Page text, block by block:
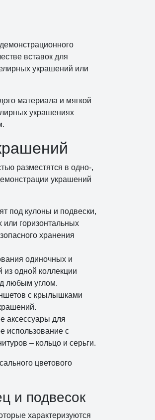
вставок для
украшений или
материала и мягкой
украшениях
разместятся в одно-,
украшений
под кулоны и подвески,
или горизонтальных
хранения
одиночных и
одной коллекции
любым углом.
с крылышками
аксессуары для
использование с
– кольцо и серьги.
цветового
и подвесок
характеризуются